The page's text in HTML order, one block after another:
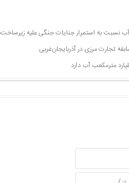
به استمرار جنایات جنگی علیه